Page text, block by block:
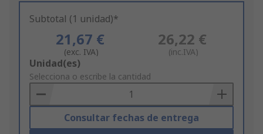
Subtotal (1 unidad)*
21,67 €
(exc. IVA)
26,22 €
(inc.IVA)
Add
to
Basket
Unidad(es)
Selecciona o escribe la cantidad
Consultar fechas de entrega